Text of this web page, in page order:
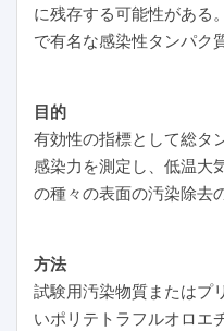
に残存する可能性がある
で有名な感染性タンパク
目的
有効性の指標として総タ
感染力を測定し、低温大
の種々の表面の汚染除去
方法
試験用汚染物質またはプ
いポリテトラフルオロエ